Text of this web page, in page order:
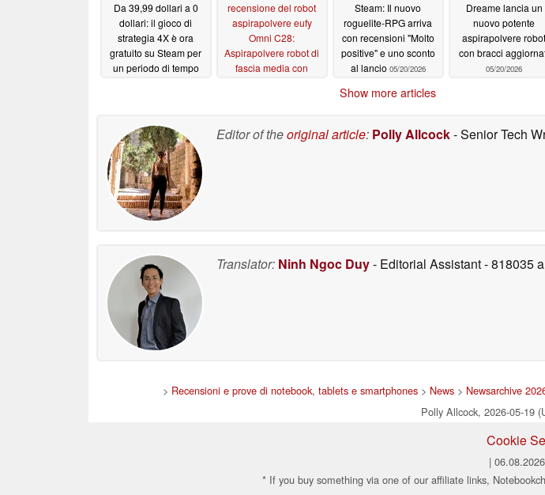
Da 39,99 dollari a 0
dollari: il gioco di
strategia 4X è ora
gratuito su Steam per
un periodo di tempo
recensione del robot
aspirapolvere eufy
Omni C28:
Aspirapolvere robot di
fascia media con
Steam: Il nuovo
roguelite-RPG arriva
con recensioni "Molto
positive" e uno sconto
al lancio 05/20/2026
Dreame lancia un
nuovo potente
aspirapolvere robot
con bracci
05/20/2026
Show more articles
Editor of theoriginal article: Polly Allcock- Senior Tech
Translator: Ninh Ngoc Duy- Editorial Assistant- 818035
> Recensioni e prove di notebook, tablets e smartphones> News> Newsarchive
Polly Allcock, 2026-05-19
Cookie
|
* If you buy something via one of our affiliate links,